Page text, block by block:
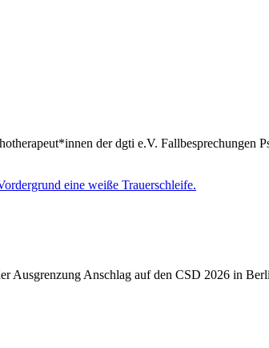
der dgti e.V. Fallbesprechungen
Ausgrenzung Anschlag auf den CSD 2026 in